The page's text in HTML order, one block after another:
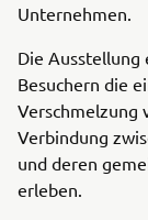
Unternehmen.
Die Ausstellung
Besuchern die
Verschmelzung
Verbindung
und deren
erleben.